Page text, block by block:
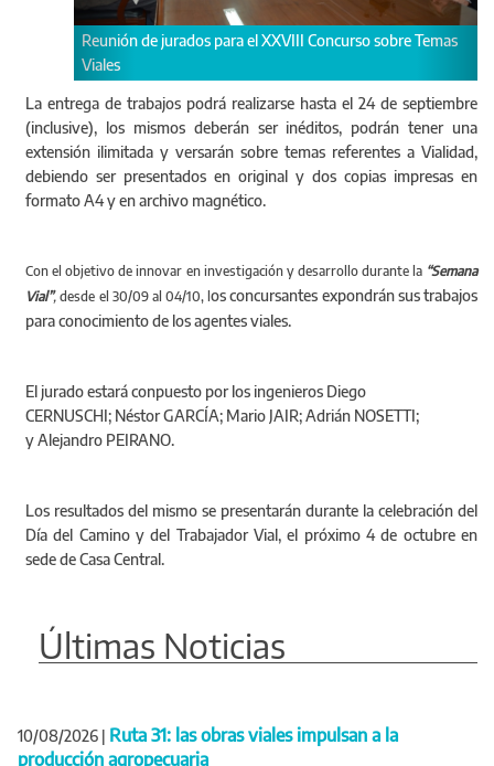
para el XXVIII Concurso sobre Temas
Reunión de jurados para el
La entrega de trabajos podrá realizarse hasta el 24 de septiembre
(inclusive), los mismos deberán ser inéditos, podrán tener una
extensión ilimitada y versarán sobre temas referentes a Vialidad,
debiendo ser presentados en original y dos copias impresas en
formato A4 y en archivo magnético.
Con el objetivo de innovar en investigación y desarrollo durante la “Semana
Vial”, desde el 30/09 al 04/10, los concursantes expondrán sus trabajos
para conocimiento de los agentes viales.
El jurado estará conpuesto por los ingenieros Diego
CERNUSCHI; Néstor GARCÍA; Mario JAIR; Adrián NOSETTI;
y Alejandro PEIRANO.
Los resultados del mismo se presentarán durante la celebración del
Día del Camino y del Trabajador Vial, el próximo 4 de octubre en
sede de Casa Central.
Últimas Noticias
10/08/2026 | Ruta 31: las obras viales impulsan a la
producción agropecuaria